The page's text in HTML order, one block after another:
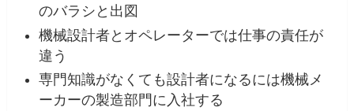
のバラシと出図
機械設計者とオペレーターでは仕事の責任が
違う
専門知識がなくても設計者になるには機械メ
ーカーの製造部門に入社する